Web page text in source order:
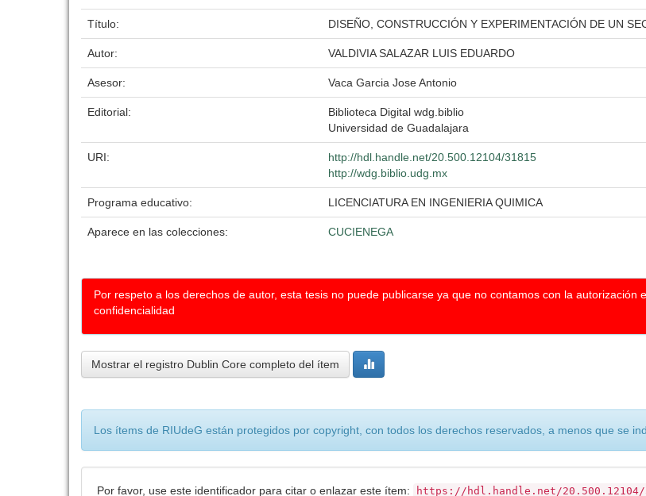
Título: DISEÑO, CONSTRUCCIÓN Y EXPERIMENTACIÓN DE UN
Autor: VALDIVIA SALAZAR LUIS EDUARDO
Asesor: Vaca Garcia Jose Antonio
Editorial:
Biblioteca Digital wdg.biblio
Universidad de Guadalajara
URI:
http://hdl.handle.net/20.500.12104/31815
http://wdg.biblio.udg.mx
Programa educativo: LICENCIATURA EN INGENIERIA QUIMICA
Aparece en las colecciones: CUCIENEGA
Por respeto a los derechos de autor, esta tesis no puede publicarse ya que no contamos con la
confidencialidad
Mostrar el registro Dublin Core completo del ítem
Los ítems de RIUdeG están protegidos por copyright, con todos los derechos reservados, a menos que se
Por favor, use este identificador para citar o enlazar este ítem: https://hdl.handle.net/20.500.12104/